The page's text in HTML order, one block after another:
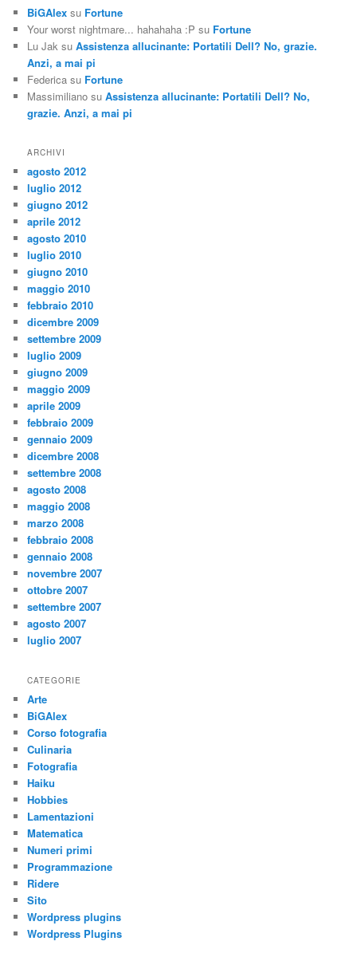
BiGAlex su Fortune
Your worst nightmare... hahahaha :P su Fortune
Lu Jak suAssistenza allucinante: Portatili Dell? No, grazie.
Anzi, a mai pi
Federica su Fortune
Massimiliano suAssistenza allucinante: Portatili Dell? No,
grazie. Anzi, a mai pi
ARCHIVI
agosto 2012
luglio 2012
giugno 2012
aprile 2012
agosto 2010
luglio 2010
giugno 2010
maggio 2010
febbraio 2010
dicembre 2009
settembre 2009
luglio 2009
giugno 2009
maggio 2009
aprile 2009
febbraio 2009
gennaio 2009
dicembre 2008
settembre 2008
agosto 2008
maggio 2008
marzo 2008
febbraio 2008
gennaio 2008
novembre 2007
ottobre 2007
settembre 2007
agosto 2007
luglio 2007
CATEGORIE
Arte
BiGAlex
Corso fotografia
Culinaria
Fotografia
Haiku
Hobbies
Lamentazioni
Matematica
Numeri primi
Programmazione
Ridere
Sito
Wordpress plugins
Wordpress Plugins